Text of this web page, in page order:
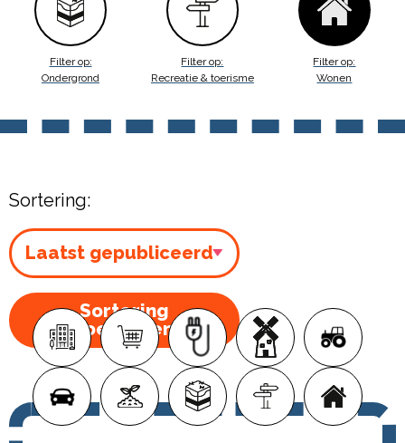
Filter op:
Ondergrond
Filter op:
Recreatie & toerisme
Filter op:
Wonen
Sortering:
Sortering
toepassen